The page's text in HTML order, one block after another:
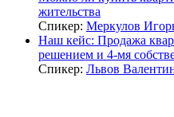
жительства
Спикер: Меркулов
Наш кейс: Продажа
решением и 4-мя
Спикер: Львов